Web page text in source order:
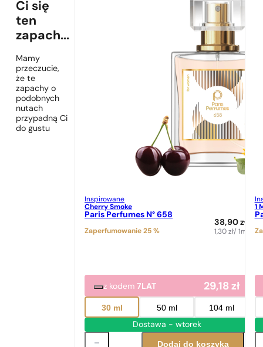
Ci się
ten
zapach...
Mamy
przeczucie,
że te
zapachy o
podobnych
nutach
przypadną Ci
do gustu
Inspirowane
Cherry Smoke
Paris Perfumes N° 658
Zaperfumowanie 25 %
38,90zł
1,30zł/ 1ml
z kodem7LAT 29,18zł
30 ml 50 ml 104 ml
Dostawa - wtorek
Dodaj do koszyka
1